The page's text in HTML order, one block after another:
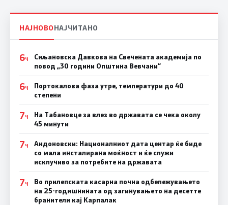
НАЈНОВОНАЈЧИТАНО
6Ч
Сиљановска Давкова на Свечената академија по
повод „30 години Општина Вевчани“
6Ч
Портокалова фаза утре, температури до 40
степени
7Ч
На Табановце за влез во државата се чека околу
45 минути
7Ч
Андоновски: Националниот дата центар ќе биде
со мала инсталирана моќност и ќе служи
исклучиво за потребите на државата
7Ч
Во прилепската касарна почна одбележувањето
на 25-годишнината од загинувањето на десетте
бранители кај Карпалак